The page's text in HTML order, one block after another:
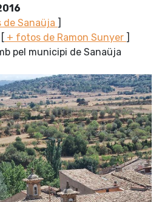
Sanaüja ]
[ + fotos de Ramon Sunyer ]
pel municipi de Sanaüja